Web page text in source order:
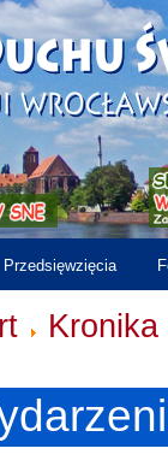
Przedsięwzięcia
Kronika